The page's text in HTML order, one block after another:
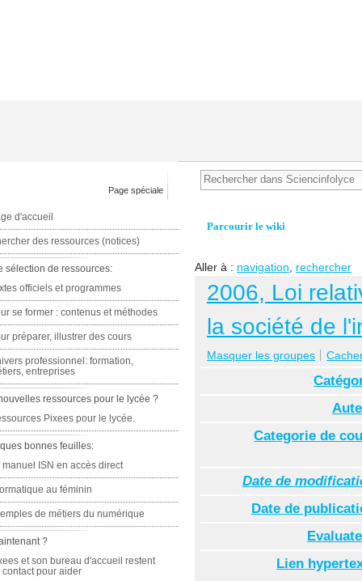
Parcourir le wiki
Aller à : navigation rechercher
2006, Loi
la société de
Masquer les groupes
Categorie de
Date de
Date de
Lien
Page spéciale
d'accueil
des ressources (notices)
sélection de ressources:
officiels et programmes
se former : contenus et méthodes
préparer, illustrer des cours
professionnel: formation,
entreprises
ressources pour le lycée ?
Pixees pour le lycée.
bonnes feuilles:
manuel ISN en accès direct
au féminin
de métiers du numérique
?
et son bureau d'accueil restent
contact pour aider